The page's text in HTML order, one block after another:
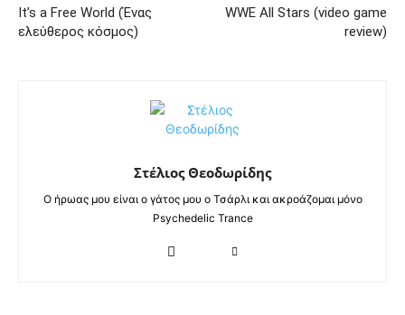
It’s a Free World (Ένας
ελεύθερος κόσμος)
WWE All Stars (video game
review)
Στέλιος Θεοδωρίδης
Ο ήρωας μου είναι ο γάτος μου ο Τσάρλι και ακροάζομαι μόνο
Psychedelic Trance